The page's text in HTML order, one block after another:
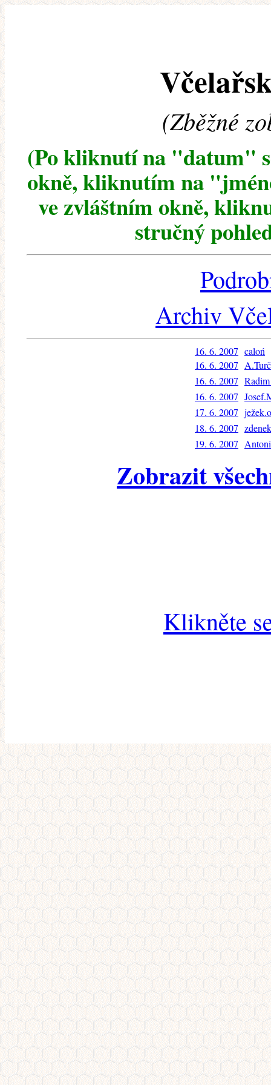
(Zběžné
(Po kliknutí na "datum"
okně, kliknutím na
ve zvláštním okně,
stručný
Archiv
16. 6. 2007 caloń
16. 6. 2007
16. 6. 2007
16. 6. 2007
17. 6. 2007
18. 6. 2007 zdenek
19. 6. 2007
Zobrazit
Klikněte